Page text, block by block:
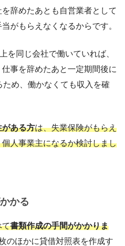
辞めたあとも自営業者として
がもらえなくなるからです。
を同じ会社で働いていれば、
事を辞めたあと一定期間後に
め、働かなくても収入を確
がある方は、失業保険がもらえ
人事業主になるか検討しまし
かる
て書類作成の手間がかかりま
のほかに貸借対照表を作成す